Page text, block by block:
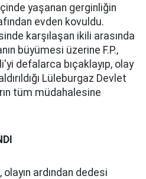
yaşanan gerginliğin
evden kovuldu.
karşılaşan ikili arasında
büyümesi üzerine F.P.,
defalarca bıçaklayıp, olay
Lüleburgaz Devlet
tüm müdahalesine
ardından dedesi